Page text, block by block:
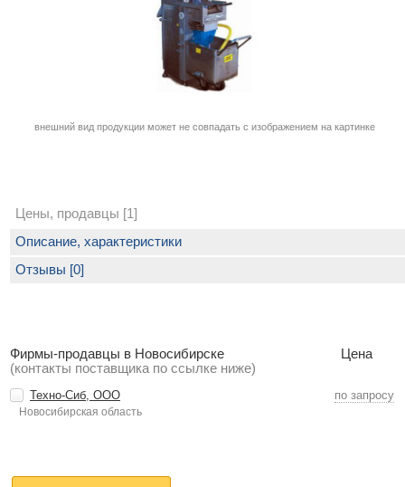
внешний вид продукции может не совпадать с изображением на картинке
Цены, продавцы [1]
Фирмы-продавцы в Новосибирске
(контакты поставщика по ссылке ниже)
Цена
Техно-Сиб, ООО по запросу
Новосибирская область
Описание, характеристики
Отзывы [0]